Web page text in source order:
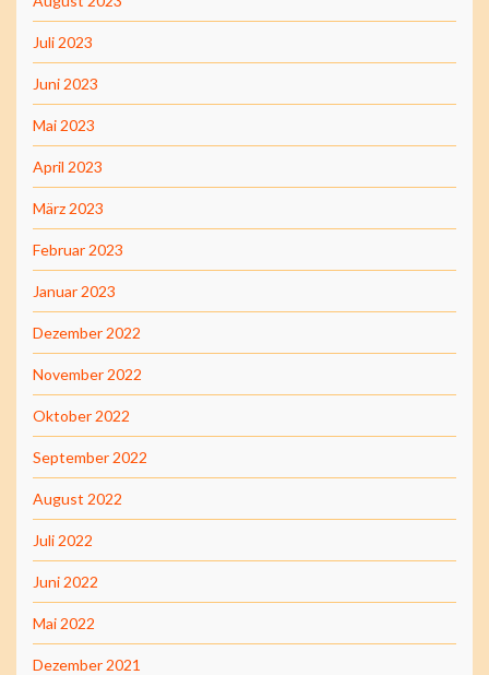
Juli 2023
Juni 2023
Mai 2023
April 2023
März 2023
Februar 2023
Januar 2023
Dezember 2022
November 2022
Oktober 2022
September 2022
August 2022
Juli 2022
Juni 2022
Mai 2022
Dezember 2021